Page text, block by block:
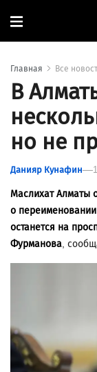
Главная Все
В
но не
Данияр Кунафин
Маслихат Алматы
о
останется на
Фурманова,